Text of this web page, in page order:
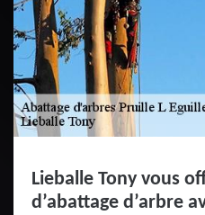
Lieballe Tony vous
d’abattage d’arbre